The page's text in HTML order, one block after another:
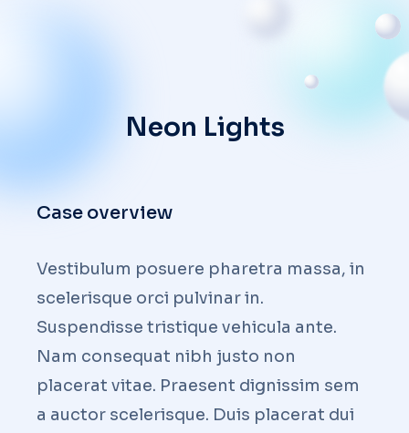
Neon Lights
Case overview
Vestibulum posuere pharetra massa, in
scelerisque orci pulvinar in.
Suspendisse tristique vehicula ante.
Nam consequat nibh justo non
placerat vitae. Praesent dignissim sem
a auctor scelerisque. Duis placerat dui